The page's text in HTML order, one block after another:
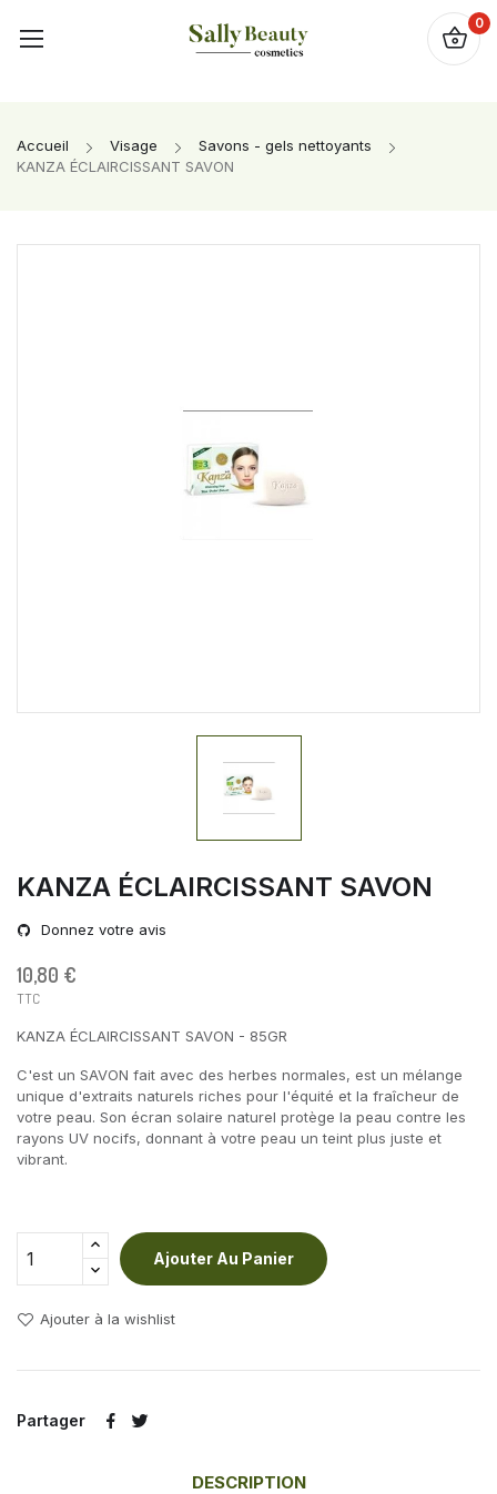
0
Accueil Visage
Savons - gels nettoyants
KANZA ÉCLAIRCISSANT SAVON
KANZA ÉCLAIRCISSANT SAVON
Donnez votre avis
10,80 €
TTC
KANZA ÉCLAIRCISSANT SAVON - 85GR
C'est un SAVON fait avec des herbes normales, est un mélange
unique d'extraits naturels riches pour l'équité et la fraîcheur de
votre peau. Son écran solaire naturel protège la peau contre les
rayons UV nocifs, donnant à votre peau un teint plus juste et
vibrant.
Ajouter Au Panier
Ajouter à la wishlist
Partager
DESCRIPTION